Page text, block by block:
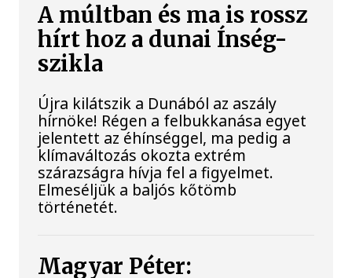
A múltban és ma is rossz
hírt hoz a dunai Ínség-
szikla
Újra kilátszik a Dunából az aszály
hírnöke! Régen a felbukkanása egyet
jelentett az éhínséggel, ma pedig a
klímaváltozás okozta extrém
szárazságra hívja fel a figyelmet.
Elmeséljük a baljós kőtömb
történetét.
Magyar Péter: